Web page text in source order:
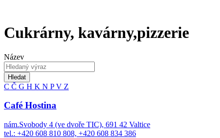
Cukrárny, kavárny,pizzerie
Název
Hledat
C Č G H K N PV Z
Café Hostina
nám.Svobody 4 (ve dvoře TIC), 691 42 Valtice
tel.: +420 608 810 808, +420 608 834 386